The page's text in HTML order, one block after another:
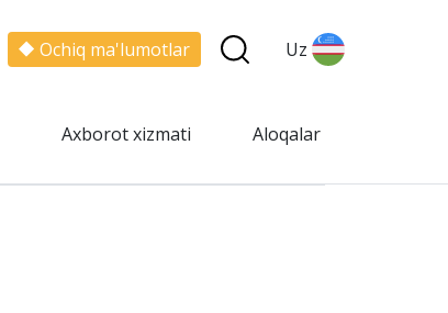
Ochiq ma'lumotlar Uz
Axborot xizmati Aloqalar